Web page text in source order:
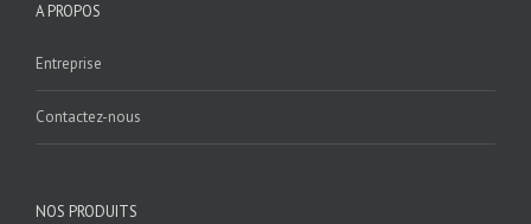
A PROPOS
Entreprise
Contactez-nous
NOS PRODUITS